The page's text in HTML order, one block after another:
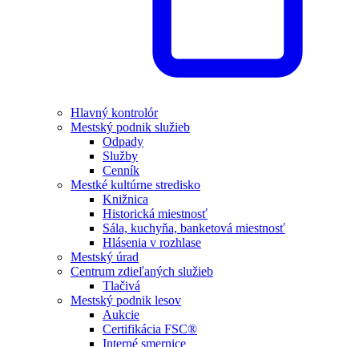
Hlavný kontrolór
Mestský podnik služieb
Odpady
Služby
Cenník
Mestké kultúrne stredisko
Knižnica
Historická miestnosť
Sála, kuchyňa, banketová miestnosť
Hlásenia v rozhlase
Mestský úrad
Centrum zdieľaných služieb
Tlačivá
Mestský podnik lesov
Aukcie
Certifikácia FSC®
Interné smernice